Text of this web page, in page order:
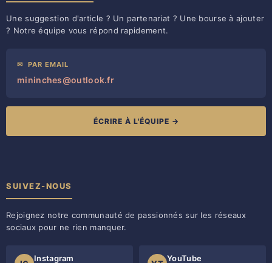
Une suggestion d'article ? Un partenariat ? Une bourse à ajouter
? Notre équipe vous répond rapidement.
✉ PAR EMAIL
mininches@outlook.fr
ÉCRIRE À L'ÉQUIPE →
SUIVEZ-NOUS
Rejoignez notre communauté de passionnés sur les réseaux
sociaux pour ne rien manquer.
Instagram YouTube